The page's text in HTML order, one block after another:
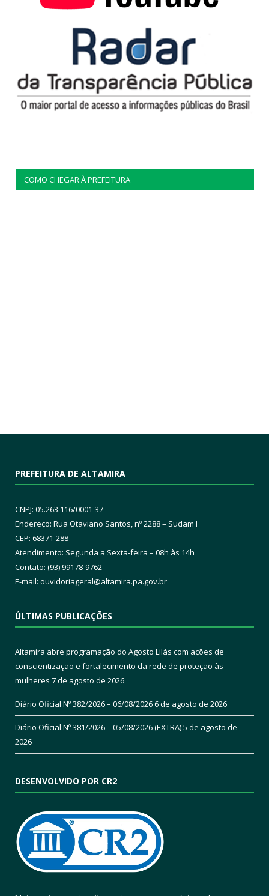
COMO CHEGAR À PREFEITURA
PREFEITURA DE ALTAMIRA
CNPJ: 05.263.116/0001-37
Endereço: Rua Otaviano Santos, nº 2288 – Sudam I
CEP: 68371-288
Atendimento: Segunda a Sexta-feira – 08h às 14h
Contato: (93) 99178-9762
E-mail: ouvidoriageral@altamira.pa.gov.br
ÚLTIMAS PUBLICAÇÕES
Altamira abre programação do Agosto Lilás com ações de
conscientização e fortalecimento da rede de proteção às
mulheres 7 de agosto de 2026
Diário Oficial Nº 382/2026 – 06/08/20266 de agosto de 2026
Diário Oficial Nº 381/2026 – 05/08/2026 (EXTRA)5 de agosto de
2026
DESENVOLVIDO POR CR2